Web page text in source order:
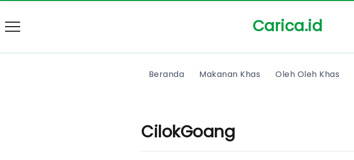
Carica.id
Beranda Makanan Khas Oleh Oleh Khas
CilokGoang